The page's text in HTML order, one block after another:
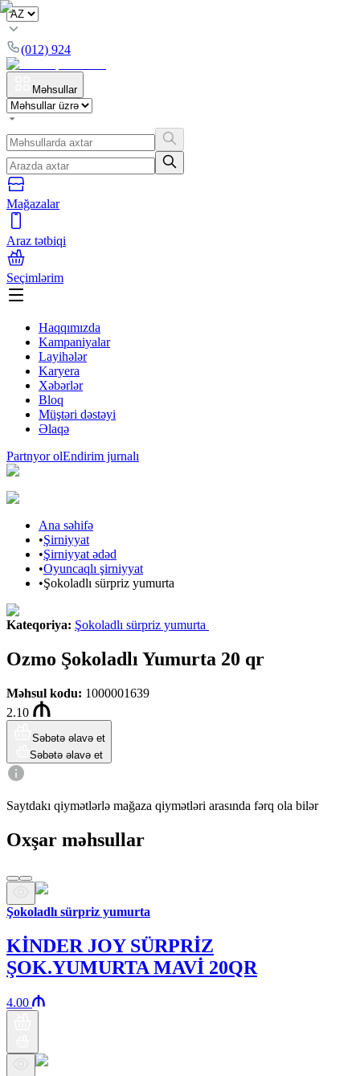
(012) 924
Məhsullar
Mağazalar
Araz tətbiqi
Seçimlərim
Haqqımızda
Kampaniyalar
Layihələr
Karyera
Xəbərlər
Bloq
Müştəri dəstəyi
Əlaqə
Partnyor olEndirim jurnalı
Ana səhifə
•Şirniyyat
•Şirniyyat ədəd
•Oyuncaqlı şirniyyat
•Şokoladlı sürpriz yumurta
Kateqoriya: Şokoladlı sürpriz yumurta
Ozmo Şokoladlı Yumurta 20 qr
Məhsul kodu: 1000001639
2.10
Səbətə əlavə et
Səbətə əlavə et
Saytdakı qiymətlərlə mağaza qiymətləri arasında fərq ola bilər
Oxşar məhsullar
Şokoladlı sürpriz yumurta
KİNDER JOY SÜRPRİZ
ŞOK.YUMURTA MAVİ 20QR
4.00